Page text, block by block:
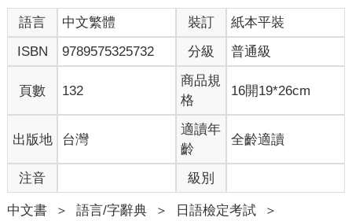
語言 中文繁體 裝訂
紙本平裝
ISBN
9789575325732 分級 普通級
頁數 132
商品規
格
16開19*26cm
出版地 台灣
適讀年
齡
全齡適讀
注音 級別
中文書 ＞ 語言/字辭典 ＞ 日語檢定考試
＞